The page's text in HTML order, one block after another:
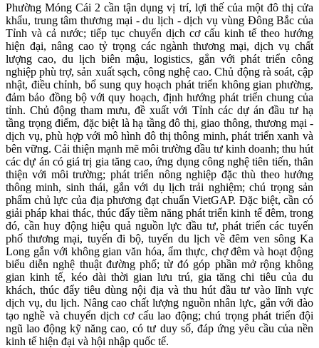
Phường Móng Cái 2 cần tận dụng vị trí, lợi thế của một đô thị cửa
khẩu, trung tâm thương mại - du lịch - dịch vụ vùng Đông Bắc của
Tỉnh và cả nước; tiếp tục chuyển dịch cơ cấu kinh tế theo hướng
hiện đại, nâng cao tỷ trọng các ngành thương mại, dịch vụ chất
lượng cao, du lịch biên mậu, logistics, gắn với phát triển công
nghiệp phù trợ, sản xuất sạch, công nghệ cao. Chủ động rà soát, cập
nhật, điều chỉnh, bổ sung quy hoạch phát triển không gian phường,
đảm bảo đồng bộ với quy hoạch, định hướng phát triển chung của
tỉnh. Chủ động tham mưu, đề xuất với Tỉnh các dự án đầu tư hạ
tầng trọng điểm, đặc biệt là hạ tầng đô thị, giao thông, thương mại -
dịch vụ, phù hợp với mô hình đô thị thông minh, phát triển xanh và
bên vững. Cải thiện mạnh mẽ môi trường đầu tư kinh doanh; thu hút
các dự án có giá trị gia tăng cao, ứng dụng công nghệ tiên tiến, thân
thiện với môi trường; phát triển nông nghiệp đặc thù theo hướng
thông minh, sinh thái, gắn với dụ lịch trải nghiệm; chú trọng sản
phẩm chủ lực của địa phương đạt chuẩn VietGAP. Đặc biệt, cần có
giải pháp khai thác, thúc đẩy tiềm năng phát triển kinh tế đêm, trong
đó, cần huy động hiệu quả nguồn lực đầu tư, phát triển các tuyến
phố thương mại, tuyến đi bộ, tuyến du lịch về đêm ven sông Ka
Long gắn với không gian văn hóa, ẩm thực, chợ đêm và hoạt động
biểu diễn nghệ thuật đường phố; từ đó góp phần mở rộng không
gian kinh tế, kéo dài thời gian lưu trú, gia tăng chi tiêu của du
khách, thúc đẩy tiêu dùng nội địa và thu hút đầu tư vào lĩnh vực
dịch vụ, du lịch. Nâng cao chất lượng nguồn nhân lực, gắn với đào
tạo nghề và chuyển dịch cơ cấu lao động; chú trọng phát triển đội
ngũ lao động kỹ năng cao, có tư duy số, đáp ứng yêu cầu của nền
kinh tế hiện đại và hội nhập quốc tế.